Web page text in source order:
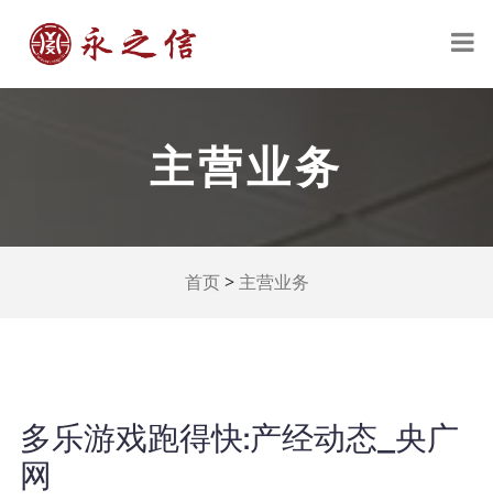
主营业务
首页> 主营业务
多乐游戏跑得快:产经动态_央广
网